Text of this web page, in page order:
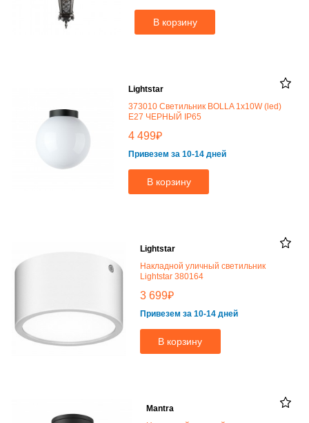
В корзину
Lightstar
373010 Светильник BOLLA 1x10W (led)
E27 ЧЕРНЫЙ IP65
4 499₽
Привезем за 10-14 дней
В корзину
Lightstar
Накладной уличный светильник
Lightstar 380164
3 699₽
Привезем за 10-14 дней
В корзину
Mantra